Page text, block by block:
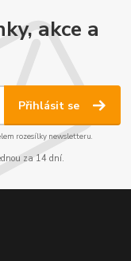
akce a
Přihlásit se
rozesílky newsletteru.
za 14 dní.